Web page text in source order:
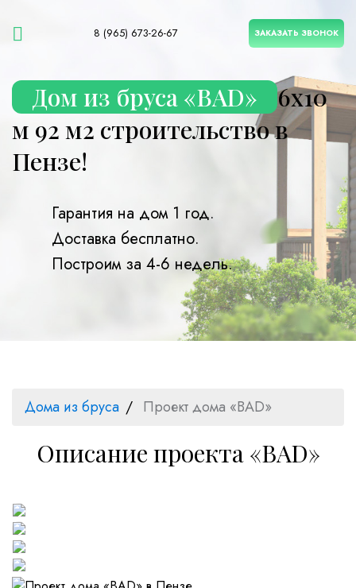
8 (965) 673-26-67 ЗАКАЗАТЬ ЗВОНОК
Дом из бруса «BAD»
6х10
м 92 м2 строительство в
Пензе!
Гарантия на дом 1 год.
Доставка бесплатно.
Построим за 4-6 недель.
Дома из бруса Проект дома «BAD»
Описание проекта «BAD»